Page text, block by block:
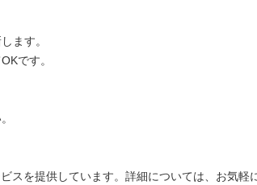
ます。
です。
スを提供しています。詳細については、お気軽